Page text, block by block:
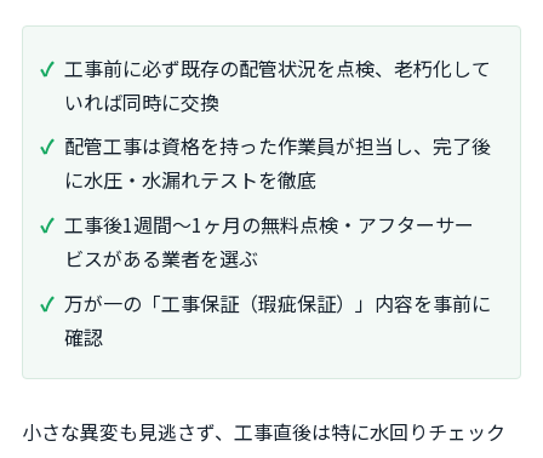
工事前に必ず既存の配管状況を点検、老朽化して
いれば同時に交換
配管工事は資格を持った作業員が担当し、完了後
に水圧・水漏れテストを徹底
工事後1週間〜1ヶ月の無料点検・アフターサー
ビスがある業者を選ぶ
万が一の「工事保証（瑕疵保証）」内容を事前に
確認
小さな異変も見逃さず、工事直後は特に水回りチェック